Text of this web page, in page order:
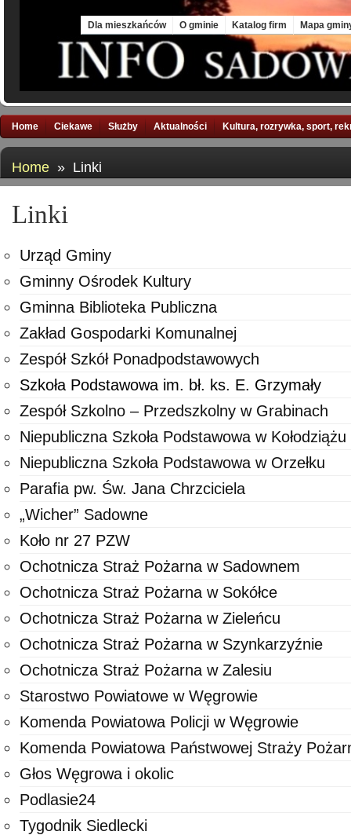
Dla mieszkańców O gminie Katalog firm Mapa
Home Ciekawe Służby Aktualności Kultura, rozrywka, sport,
Home » Linki
Linki
Urząd Gminy
Gminny Ośrodek Kultury
Gminna Biblioteka Publiczna
Zakład Gospodarki Komunalnej
Zespół Szkół Ponadpodstawowych
Szkoła Podstawowa im. bł. ks. E. Grzymały
Zespół Szkolno – Przedszkolny w Grabinach
Niepubliczna Szkoła Podstawowa w Kołodziążu
Niepubliczna Szkoła Podstawowa w Orzełku
Parafia pw. Św. Jana Chrzciciela
„Wicher” Sadowne
Koło nr 27 PZW
Ochotnicza Straż Pożarna w Sadownem
Ochotnicza Straż Pożarna w Sokółce
Ochotnicza Straż Pożarna w Zieleńcu
Ochotnicza Straż Pożarna w Szynkarzyźnie
Ochotnicza Straż Pożarna w Zalesiu
Starostwo Powiatowe w Węgrowie
Komenda Powiatowa Policji w Węgrowie
Komenda Powiatowa Państwowej Straży
Głos Węgrowa i okolic
Podlasie24
Tygodnik Siedlecki